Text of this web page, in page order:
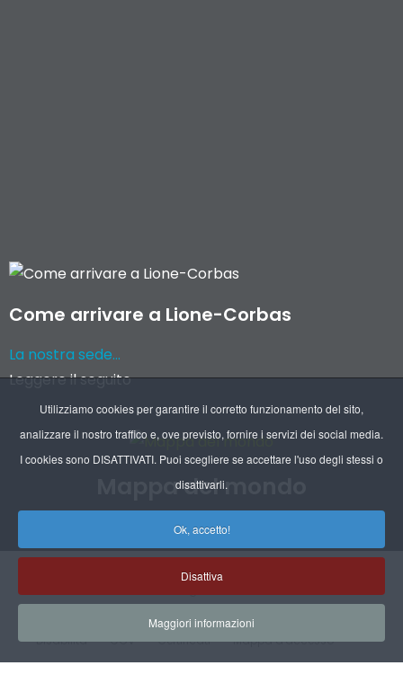
Utilizziamo cookies per garantire il corretto funzionamento del sito,
analizzare il nostro traffico e, ove previsto, fornire i servizi dei social media.
I cookies sono DISATTIVATI. Puoi scegliere se accettare l'uso degli stessi o
disattivarli.
Ok, accetto!
Disattiva
Maggiori informazioni
Come arrivare a Lione-Corbas
La nostra sede...
Leggere il seguito
Mappa del mondo
Recapiti delle nostre filiali e dei nostri agenti
Disabilità CGV Certificati Mappa d'accesso